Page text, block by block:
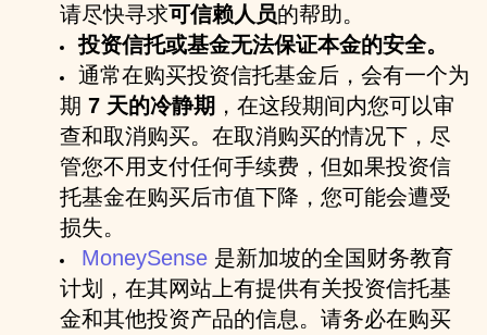
请尽快寻求可信赖人员的帮助。
投资信托或基金无法保证本金的安全。
通常在购买投资信托基金后，会有一个为
期 7 天的冷静期 ，在这段期间内您可以审
查和取消购买。在取消购买的情况下，尽
管您不用支付任何手续费，但如果投资信
托基金在购买后市值下降，您可能会遭受
损失。
MoneySense 是新加坡的全国财务教育
计划，在其网站上有提供有关投资信托基
金和其他投资产品的信息。请务必在购买